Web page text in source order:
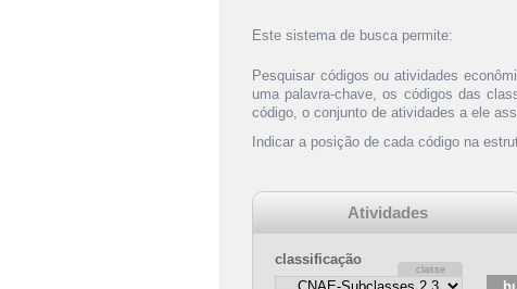
Este sistema de busca permite:
Pesquisar códigos ou atividades
uma palavra-chave, os códigos das
código, o conjunto de atividades a ele
Indicar a posição de cada código na
Atividades
classificação